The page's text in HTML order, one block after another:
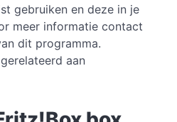
gebruiken en deze in je
meer informatie contact
dit programma.
aan